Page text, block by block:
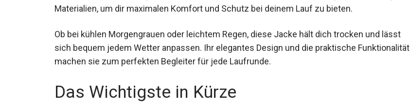
Materialien, um dir maximalen Komfort und Schutz bei deinem Lauf zu bieten.
Ob bei kühlen Morgengrauen oder leichtem Regen, diese Jacke hält dich trocken und lässt
sich bequem jedem Wetter anpassen. Ihr elegantes Design und die praktische Funktionalität
machen sie zum perfekten Begleiter für jede Laufrunde.
Das Wichtigste in Kürze